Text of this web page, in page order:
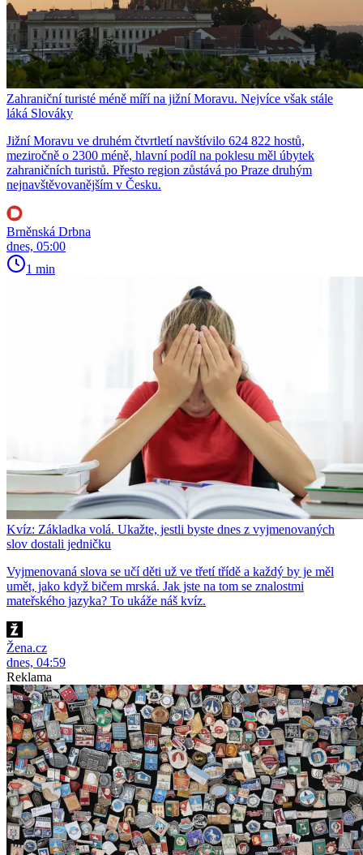
Zahraniční turisté méně míří na jižní Moravu. Nejvíce však stále
láká Slováky
Jižní Moravu ve druhém čtvrtletí navštívilo 624 822 hostů,
meziročně o 2300 méně, hlavní podíl na poklesu měl úbytek
zahraničních turistů. Přesto region zůstává po Praze druhým
nejnavštěvovanějším v Česku.
Brněnská Drbna
dnes, 05:00
1 min
Kvíz: Základka volá. Ukažte, jestli byste dnes z vyjmenovaných
slov dostali jedničku
Vyjmenovaná slova se učí děti už ve třetí třídě a každý by je měl
umět, jako když bičem mrská. Jak jste na tom se znalostmi
mateřského jazyka? To ukáže náš kvíz.
Žena.cz
dnes, 04:59
Reklama